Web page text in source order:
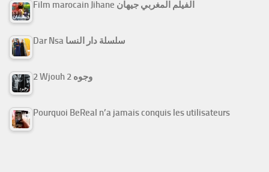
Film marocain Jihane الفيلم المغربي جيهان
Dar Nsa سلسلة دار النسا
2 Wjouh 2 وجوه
Pourquoi BeReal n’a jamais conquis les utilisateurs